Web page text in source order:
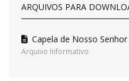
ARQUIVOS PARA
Capela de Nosso
Arquivo Informativo